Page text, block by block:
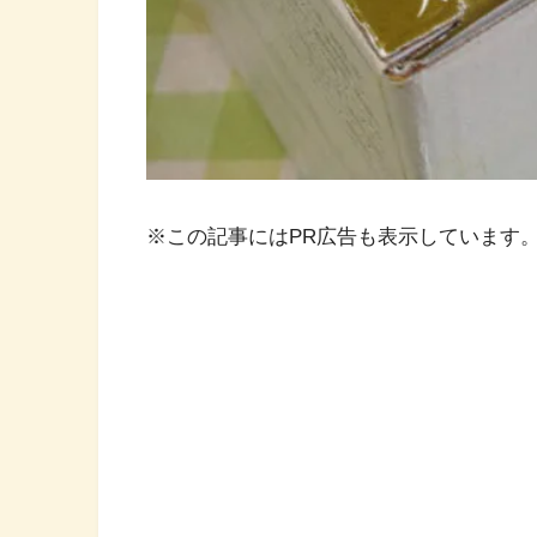
※この記事にはPR広告も表示しています